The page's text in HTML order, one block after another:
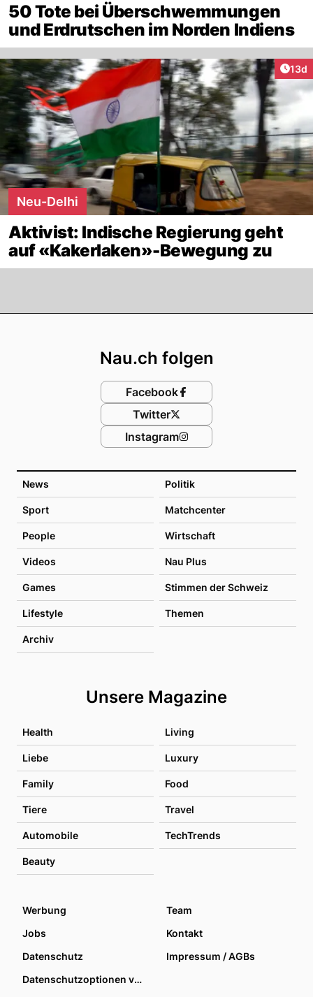
50 Tote bei Überschwemmungen
und Erdrutschen im Norden Indiens
13d
Neu-Delhi
Aktivist: Indische Regierung geht
auf «Kakerlaken»-Bewegung zu
News Politik
Sport Matchcenter
People Wirtschaft
Videos Nau Plus
Games Stimmen der Schweiz
Lifestyle Themen
Archiv
Unsere Magazine
Health Living
Liebe Luxury
Family Food
Tiere Travel
Automobile TechTrends
Beauty
Nau.ch folgen
Facebook
Twitter
Instagram
Werbung
Team
Jobs
Kontakt
Datenschutz
Impressum / AGBs
Datenschutzoptionen verwalten